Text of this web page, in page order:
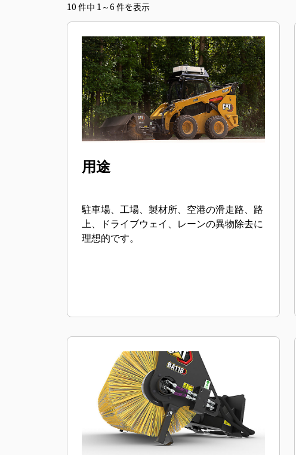
10 件中 1～6 件を表示
用途
駐車場、工場、製材所、空港の滑走路、路
上、ドライブウェイ、レーンの異物除去に
理想的です。